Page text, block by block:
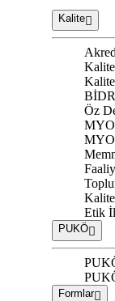
Kalite
Öz
MYO
MYO
Etik
PUKÖ
Formlar